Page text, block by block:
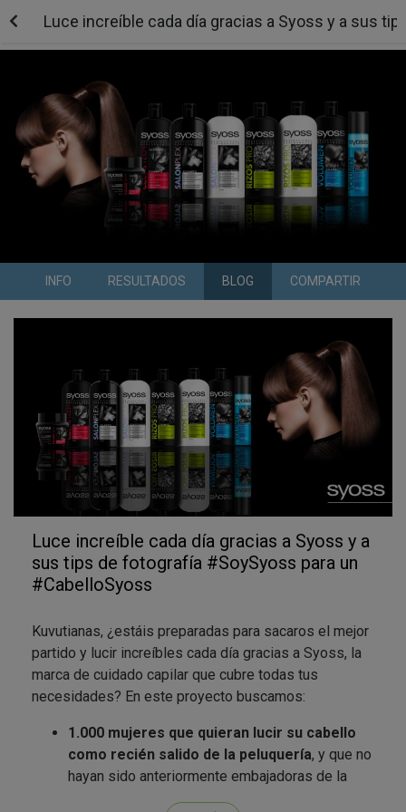
Luce increíble cada día gracias a Syoss y a sus
INFO RESULTADOS BLOG COMPARTIR
Luce increíble cada día gracias a Syoss y a
sus tips de fotografía #SoySyoss para un
#CabelloSyoss
Kuvutianas, ¿estáis preparadas para sacaros el mejor
partido y lucir increíbles cada día gracias a Syoss, la
marca de cuidado capilar que cubre todas tus
necesidades? En este proyecto buscamos:
1.000 mujeres que quieran lucir su cabello
como recién salido de la peluquería, y que no
hayan sido anteriormente embajadoras de la